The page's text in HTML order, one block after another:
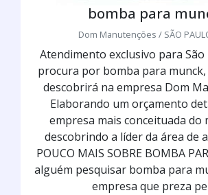
bomba para
Dom Manutenções / SÃO
Atendimento exclusivo para São
procura por bomba para munck,
descobrirá na empresa Dom
Elaborando um orçamento
empresa mais conceituada do
descobrindo a líder da área de
POUCO MAIS SOBRE BOMBA
alguém pesquisar bomba para
empresa que preza